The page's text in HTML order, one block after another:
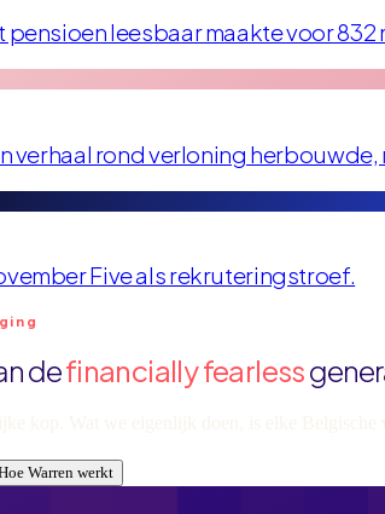
leesbaar maakte voor 832
verhaal rond verloning
Five als rekruteringstroef.
definancially fearless
Warren werkt